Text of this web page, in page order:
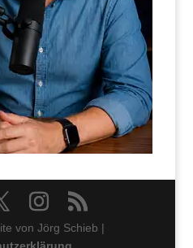
von Jörg Schieb |